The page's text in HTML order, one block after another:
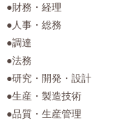
●財務・経理
●人事・総務
●調達
●法務
●研究・開発・設計
●生産・製造技術
●品質・生産管理